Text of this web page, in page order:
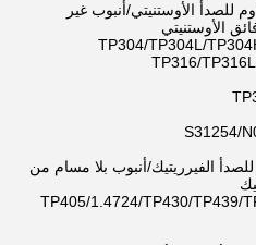
للصدأ الأوستنيتي/أنبوب غير
الأوستنيتي
TP304/TP304L/
TP316/
S31254/
الفيرريتيك/أنبوب بلا مسام من
TP405/1.4724/TP430/TP439/